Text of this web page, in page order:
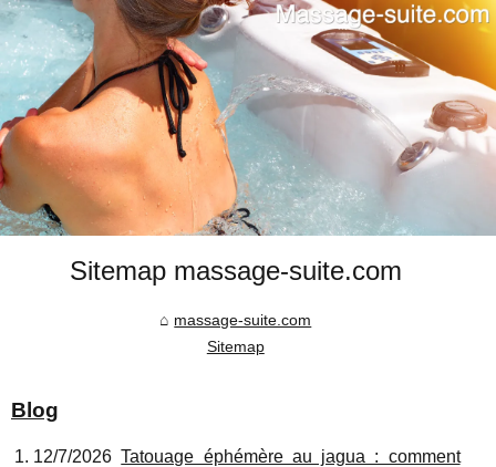
Sitemap massage-suite.com
massage-suite.com
Sitemap
Blog
12/7/2026Tatouage éphémère au jagua : comment